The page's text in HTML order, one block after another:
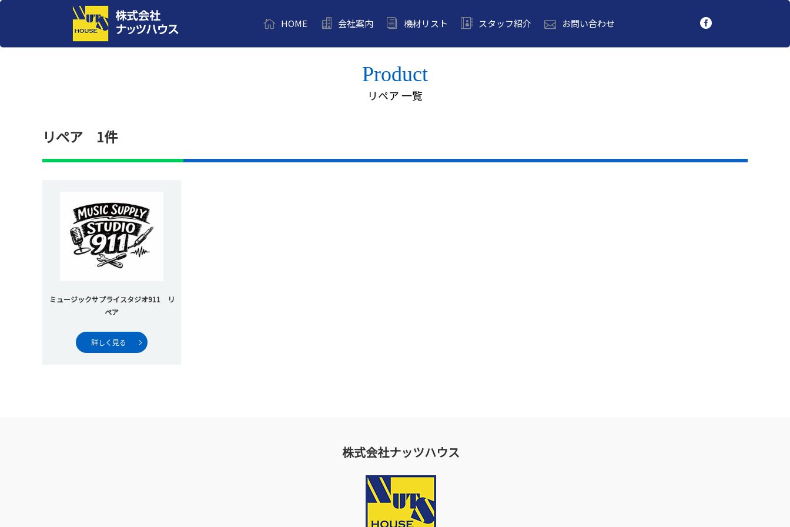
HOME 会社案内 機材リスト スタッフ紹介 お問い合わせ
Product
リペア 一覧
リペア 1件
ミュージックサプライスタジオ911 リ
ペア
詳しく見る
株式会社ナッツハウス